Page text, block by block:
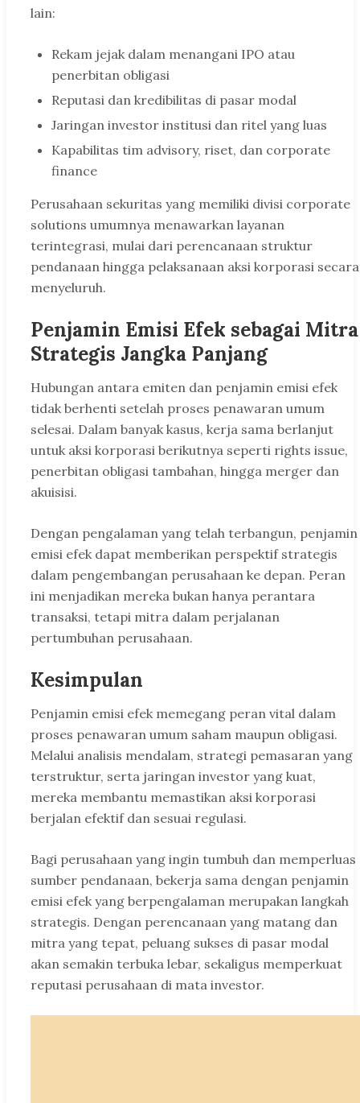
lain:
Rekam jejak dalam menangani IPO atau
penerbitan obligasi
Reputasi dan kredibilitas di pasar modal
Jaringan investor institusi dan ritel yang luas
Kapabilitas tim advisory, riset, dan corporate
finance
Perusahaan sekuritas yang memiliki divisi corporate
solutions umumnya menawarkan layanan
terintegrasi, mulai dari perencanaan struktur
pendanaan hingga pelaksanaan aksi korporasi secara
menyeluruh.
Penjamin Emisi Efek sebagai Mitra
Strategis Jangka Panjang
Hubungan antara emiten dan penjamin emisi efek
tidak berhenti setelah proses penawaran umum
selesai. Dalam banyak kasus, kerja sama berlanjut
untuk aksi korporasi berikutnya seperti rights issue,
penerbitan obligasi tambahan, hingga merger dan
akuisisi.
Dengan pengalaman yang telah terbangun, penjamin
emisi efek dapat memberikan perspektif strategis
dalam pengembangan perusahaan ke depan. Peran
ini menjadikan mereka bukan hanya perantara
transaksi, tetapi mitra dalam perjalanan
pertumbuhan perusahaan.
Kesimpulan
Penjamin emisi efek memegang peran vital dalam
proses penawaran umum saham maupun obligasi.
Melalui analisis mendalam, strategi pemasaran yang
terstruktur, serta jaringan investor yang kuat,
mereka membantu memastikan aksi korporasi
berjalan efektif dan sesuai regulasi.
Bagi perusahaan yang ingin tumbuh dan memperluas
sumber pendanaan, bekerja sama dengan penjamin
emisi efek yang berpengalaman merupakan langkah
strategis. Dengan perencanaan yang matang dan
mitra yang tepat, peluang sukses di pasar modal
akan semakin terbuka lebar, sekaligus memperkuat
reputasi perusahaan di mata investor.